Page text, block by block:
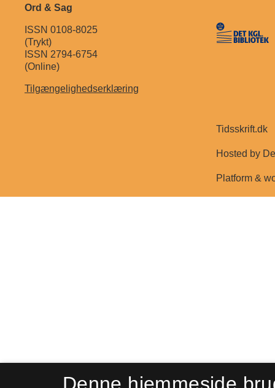
Ord & Sag
ISSN 0108-8025
(Trykt)
ISSN 2794-6754
(Online)
Tilgængelighedserklæring